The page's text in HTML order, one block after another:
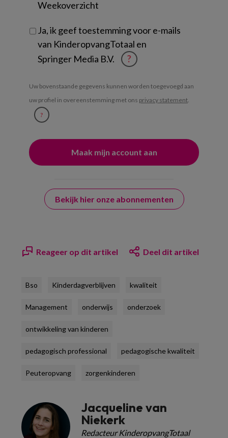
Weekoverzicht
Ja, ik geef toestemming voor e-mails
van KinderopvangTotaal en
Springer Media B.V.
?
Uw bovenstaande gegevens kunnen worden toegevoegd aan
uw profiel in overeenstemming met ons privacy statement
?
Bekijk hier onze abonnementen
Reageer op dit artikel Deel dit artikel
Bso Kinderdagverblijven kwaliteit
Management onderwijs onderzoek
ontwikkeling van kinderen
pedagogisch professional pedagogische kwaliteit
Peuteropvang zorgenkinderen
Jacqueline van
Niekerk
Redacteur KinderopvangTotaal